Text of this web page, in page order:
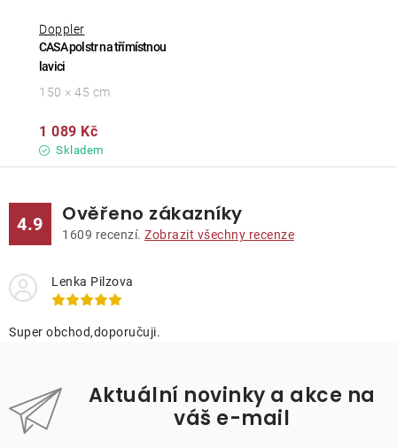
CASA polstr na třímístnou
lavici
Doppler
Skladem
1 089 Kč
150 × 45 cm
4.9 Ověřeno zákazníky
1609 recenzí. Zobrazit všechny recenze
Lenka Pilzova
Super obchod,doporučuji.
Aktuální novinky a akce na
váš e-mail